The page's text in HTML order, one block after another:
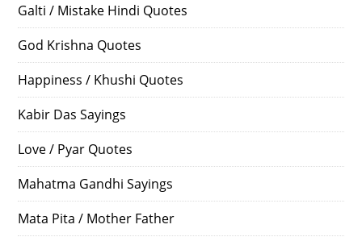
Galti / Mistake Hindi Quotes
God Krishna Quotes
Happiness / Khushi Quotes
Kabir Das Sayings
Love / Pyar Quotes
Mahatma Gandhi Sayings
Mata Pita / Mother Father